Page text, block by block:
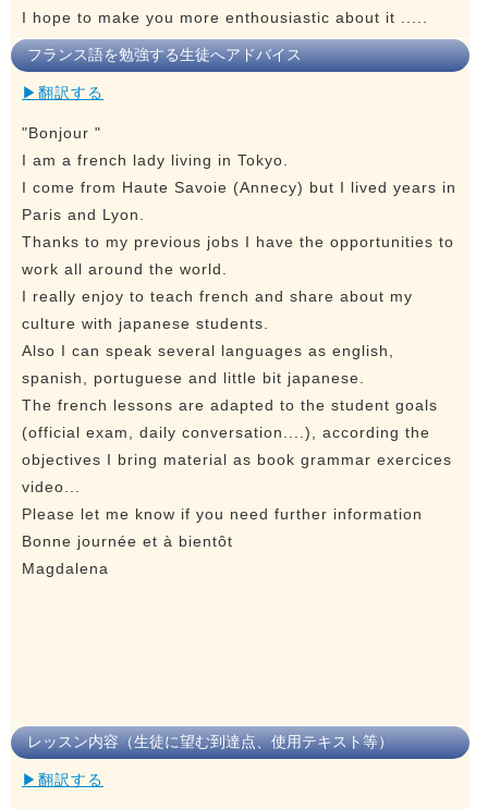
I hope to make you more enthousiastic about it .....
フランス語を勉強する生徒へアドバイス
▶翻訳する
"Bonjour "
I am a french lady living in Tokyo.
I come from Haute Savoie (Annecy) but I lived years in
Paris and Lyon.
Thanks to my previous jobs I have the opportunities to
work all around the world.
I really enjoy to teach french and share about my
culture with japanese students.
Also I can speak several languages as english,
spanish, portuguese and little bit japanese.
The french lessons are adapted to the student goals
(official exam, daily conversation....), according the
objectives I bring material as book grammar exercices
video...
Please let me know if you need further information
Bonne journée et à bientôt
Magdalena
レッスン内容（生徒に望む到達点、使用テキスト等）
▶翻訳する